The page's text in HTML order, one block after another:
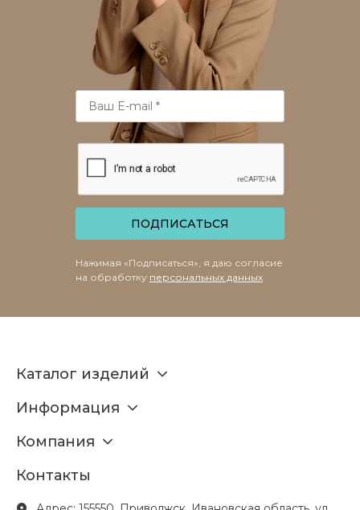
ПОДПИСАТЬСЯ
Нажимая «Подписаться», я даю согласие
на обработку персональных данных
Каталог изделий
Информация
Компания
Контакты